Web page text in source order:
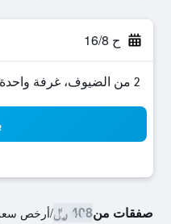
ح 16/8
2 من الضيوف، غرفة واحدة
صفقات من408 ﷼ /أرخص سعر